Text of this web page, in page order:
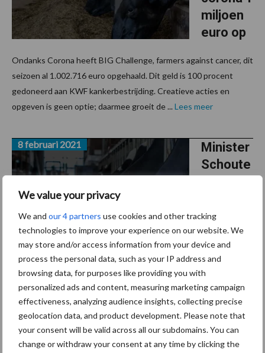
We value your privacy
We and our 4 partners use cookies and other tracking
technologies to improve your experience on our website. We
may store and/or access information from your device and
process the personal data, such as your IP address and
browsing data, for purposes like providing you with
personalized ads and content, measuring marketing campaign
effectiveness, analyzing audience insights, collecting precise
geolocation data, and product development. Please note that
your consent will be valid across all our subdomains. You can
change or withdraw your consent at any time by clicking the
miljoen
euro op
Ondanks Corona heeft BIG Challenge, farmers against cancer, dit
seizoen al 1.002.716 euro opgehaald. Dit geld is 100 procent
gedoneerd aan KWF kankerbestrijding. Creatieve acties en
opgeven is geen optie; daarmee groeit de ... Lees meer
Minister
Schoute
om
daadwer
kelijke
uitstoot
stallen te meten
8 februari 2021
In de toekomst wil minister Schouten veehouders en
techniekleveranciers zelf de inrichting van de stal laten bepalen,
zolang emissiedoelen behaald worden. Op deze manier kunnen